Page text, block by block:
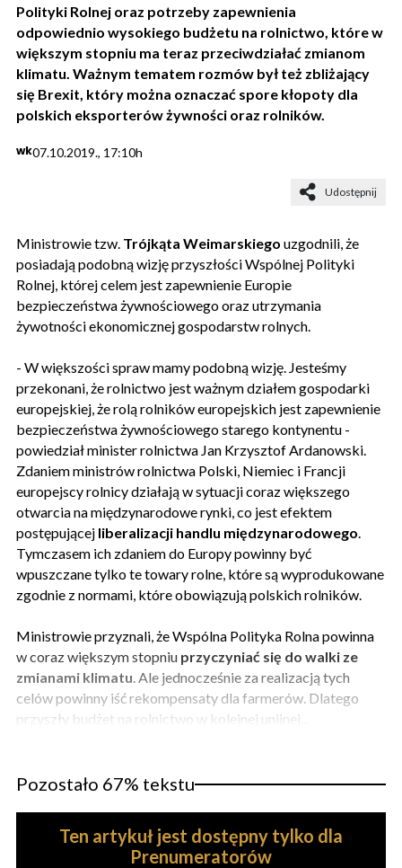
Polityki Rolnej oraz potrzeby zapewnienia
odpowiednio wysokiego budżetu na rolnictwo, które w
większym stopniu ma teraz przeciwdziałać zmianom
klimatu. Ważnym tematem rozmów był też zbliżający
się Brexit, który można oznaczać spore kłopoty dla
polskich eksporterów żywności oraz rolników.
wk07.10.2019., 17:10h
Udostępnij
Ministrowie tzw. Trójkąta Weimarskiego uzgodnili, że
posiadają podobną wizję przyszłości Wspólnej Polityki
Rolnej, której celem jest zapewnienie Europie
bezpieczeństwa żywnościowego oraz utrzymania
żywotności ekonomicznej gospodarstw rolnych.
- W większości spraw mamy podobną wizję. Jesteśmy
przekonani, że rolnictwo jest ważnym działem gospodarki
europejskiej, że rolą rolników europejskich jest zapewnienie
bezpieczeństwa żywnościowego starego kontynentu -
powiedział minister rolnictwa Jan Krzysztof Ardanowski.
Zdaniem ministrów rolnictwa Polski, Niemiec i Francji
europejscy rolnicy działają w sytuacji coraz większego
otwarcia na międzynarodowe rynki, co jest efektem
postępującej liberalizacji handlu międzynarodowego.
Tymczasem ich zdaniem do Europy powinny być
wpuszczane tylko te towary rolne, które są wyprodukowane
zgodnie z normami, które obowiązują polskich rolników.
Ministrowie przyznali, że Wspólna Polityka Rolna powinna
w coraz większym stopniu przyczyniać się do walki ze
zmianami klimatu. Ale jednocześnie za realizacją tych
celów powinny iść rekompensaty dla farmerów. Dlatego
przyszły budżet na rolnictwo w kolejnej unijnej...
Pozostało 67% tekstu
Ten artykuł jest dostępny tylko dla
Prenumeratorów